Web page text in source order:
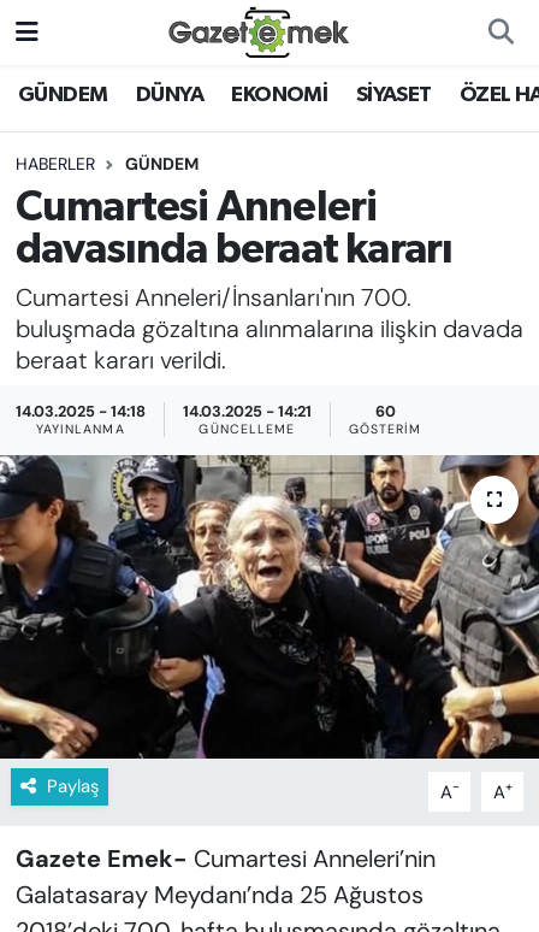
GÜNDEM DÜNYA EKONOMİ SİYASET ÖZEL
HABERLER GÜNDEM
Cumartesi Anneleri
davasında beraat kararı
Cumartesi Anneleri/İnsanları'nın 700.
buluşmada gözaltına alınmalarına ilişkin davada
beraat kararı verildi.
14.03.2025 - 14:18
YAYINLANMA
14.03.2025 - 14:21
GÜNCELLEME
60
GÖSTERIM
Paylaş A- A+
Gazete Emek- Cumartesi Anneleri’nin
Galatasaray Meydanı’nda 25 Ağustos
DÜNYA
EKONOMİ
EMEK HABERLERİ
GAZETECİLİĞİNİ GELİŞTİRMEK
FAYDALI BİLGİLER
GÜNDEM
EĞİTİM
KADIN
SAĞLIK
SPOR
KÜLTÜR-SANAT
MAGAZİN
ÖZEL HABER
YAZAR KÖŞESİ
Nöbetçi Eczaneler
Hava Durumu
İstanbul Namaz Vakitleri
Süper Lig Puan Durumu ve Fikstür
Tüm Manşetler
Son Dakika Haberleri
Haber Arşivi